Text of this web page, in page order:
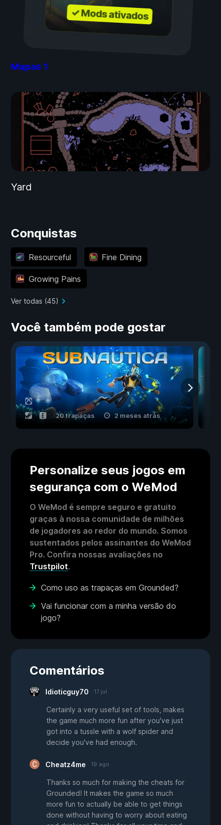
✓ Mods ativados
Mapas 1
Yard
Conquistas
Resourceful Fine Dining
Growing Pains
Ver todas (45)
Você também pode gostar
20 trapaças 2 meses atrás
Personalize seus jogos em
segurança com o WeMod
O WeMod é sempre seguro e gratuito
graças à nossa comunidade de milhões
de jogadores ao redor do mundo. Somos
sustentados pelos assinantes do WeMod
Pro. Confira nossas avaliações no
Trustpilot.
Como uso as trapaças em Grounded?
Vai funcionar com a minha versão do
jogo?
Comentários
Idioticguy70 17 jul
Certainly a very useful set of tools, makes
the game much more fun after you've just
got into a tussle with a wolf spider and
decide you've had enough.
Cheatz4me 19 ago
Thanks so much for making the cheats for
Grounded! It makes the game so much
more fun to actually be able to get things
done without having to worry about eating